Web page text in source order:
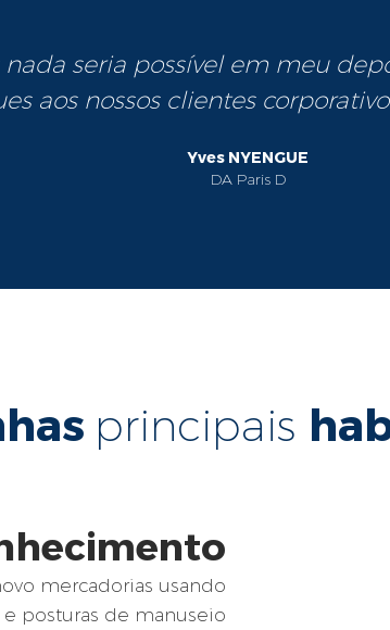
seria possível em meu
aos nossos clientes
Yves NYENGUE
DA Paris D
principais
mercadorias usando
posturas de manuseio